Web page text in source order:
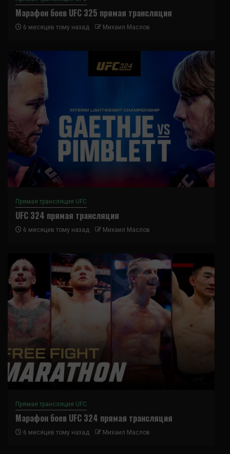
Марафон боев UFC 325 прямая трансляция
6 месяцев тому назад Михаил Маслов
Прямая трансляция UFC
UFC 324 прямая трансляция
6 месяцев тому назад Михаил Маслов
Прямая трансляция UFC
Марафон боев UFC 324 прямая трансляция
6 месяцев тому назад Михаил Маслов